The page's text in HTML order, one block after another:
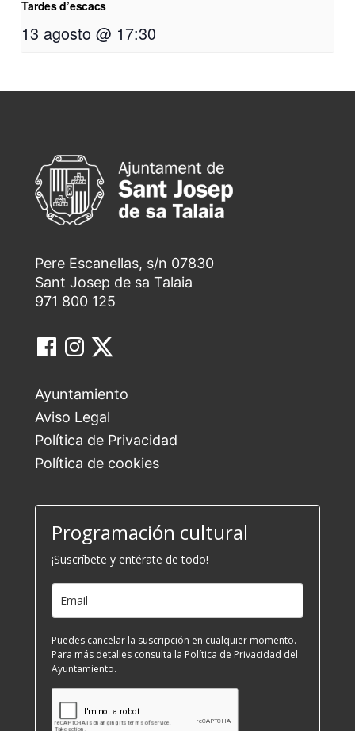
Tardes d’escacs
13 agosto @ 17:30
Pere Escanellas, s/n 07830
Sant Josep de sa Talaia
971 800 125
Ayuntamiento
Aviso Legal
Política de Privacidad
Política de cookies
Programación cultural
¡Suscríbete y entérate de todo!
Puedes cancelar la suscripción en cualquier momento.
Para más detalles consulta la Política de Privacidad del
Ayuntamiento.